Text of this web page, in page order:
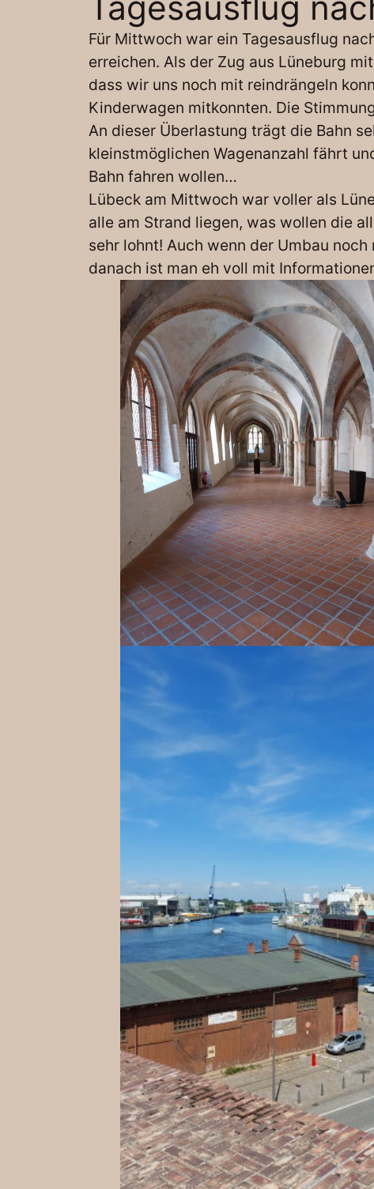
Für Mittwoch war ein Tagesausflug
erreichen. Als der Zug aus Lüneburg
dass wir uns noch mit reindrängeln
Kinderwagen mitkonnten. Die
An dieser Überlastung trägt die Bahn
kleinstmöglichen Wagenanzahl fährt
Bahn fahren wollen…
Lübeck am Mittwoch war voller als
alle am Strand liegen, was wollen die
sehr lohnt! Auch wenn der Umbau
danach ist man eh voll mit